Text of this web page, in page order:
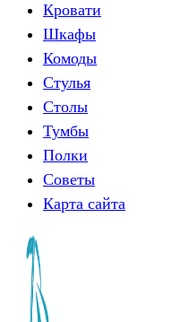
Кровати
Шкафы
Комоды
Стулья
Столы
Тумбы
Полки
Советы
Карта сайта